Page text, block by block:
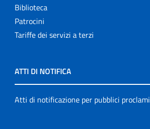
Biblioteca
Patrocini
Tariffe dei servizi a terzi
ATTI DI NOTIFICA
Atti di notificazione per pubblici proclami